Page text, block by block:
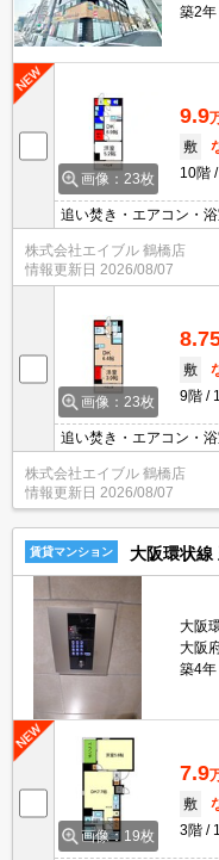
築2年
画像：23枚
9.9
敷
10階
追い焚き・エアコン・
エレベーター付RCマン
基付き。インターネッ
株式会社エイブル 鶴橋店
情報更新日 2026/08/07
画像：23枚
敷
9階
追い焚き・エアコン・
エレベーター付RCマン
基付き。システムキッ
ット付き。
株式会社エイブル 鶴橋店
情報更新日 2026/08/07
賃貸マンション 大阪環状線
大阪
大阪
築4年
画像：19枚
7.9
敷
3階